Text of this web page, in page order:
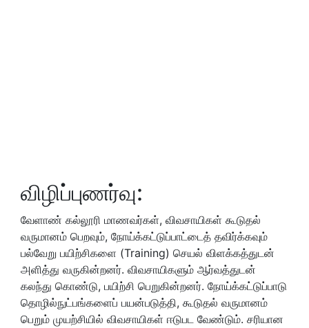
விழிப்புணர்வு:
வேளாண் கல்லூரி மாணவர்கள், விவசாயிகள் கூடுதல்
வருமானம் பெறவும், நோய்க்கட்டுப்பாட்டைத் தவிர்க்கவும்
பல்வேறு பயிற்சிகளை (Training) செயல் விளக்கத்துடன்
அளித்து வருகின்றனர். விவசாயிகளும் ஆர்வத்துடன்
கலந்து கொண்டு, பயிற்சி பெறுகின்றனர். நோய்க்கட்டுப்பாடு
தொழில்நுட்பங்களைப் பயன்படுத்தி, கூடுதல் வருமானம்
பெறும் முயற்சியில் விவசாயிகள் ஈடுபட வேண்டும். சரியான